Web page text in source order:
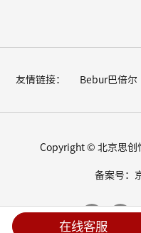
友情链接： Bebur巴倍尔
Copyright © 北京思创
备案号：
在线客服